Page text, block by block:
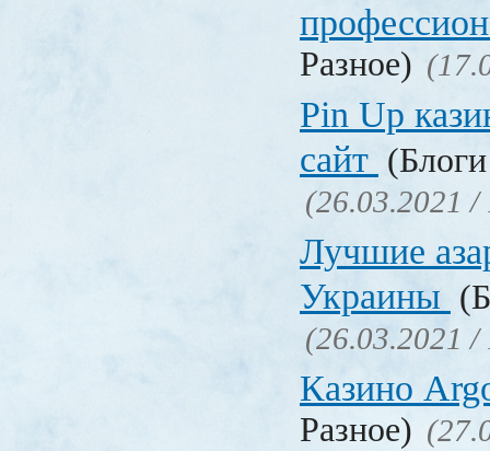
Разное)
Pin Up
сайт
(26.03.2021 /
Лучшие
Украины
(26.03.2021 /
Казино
Разное)